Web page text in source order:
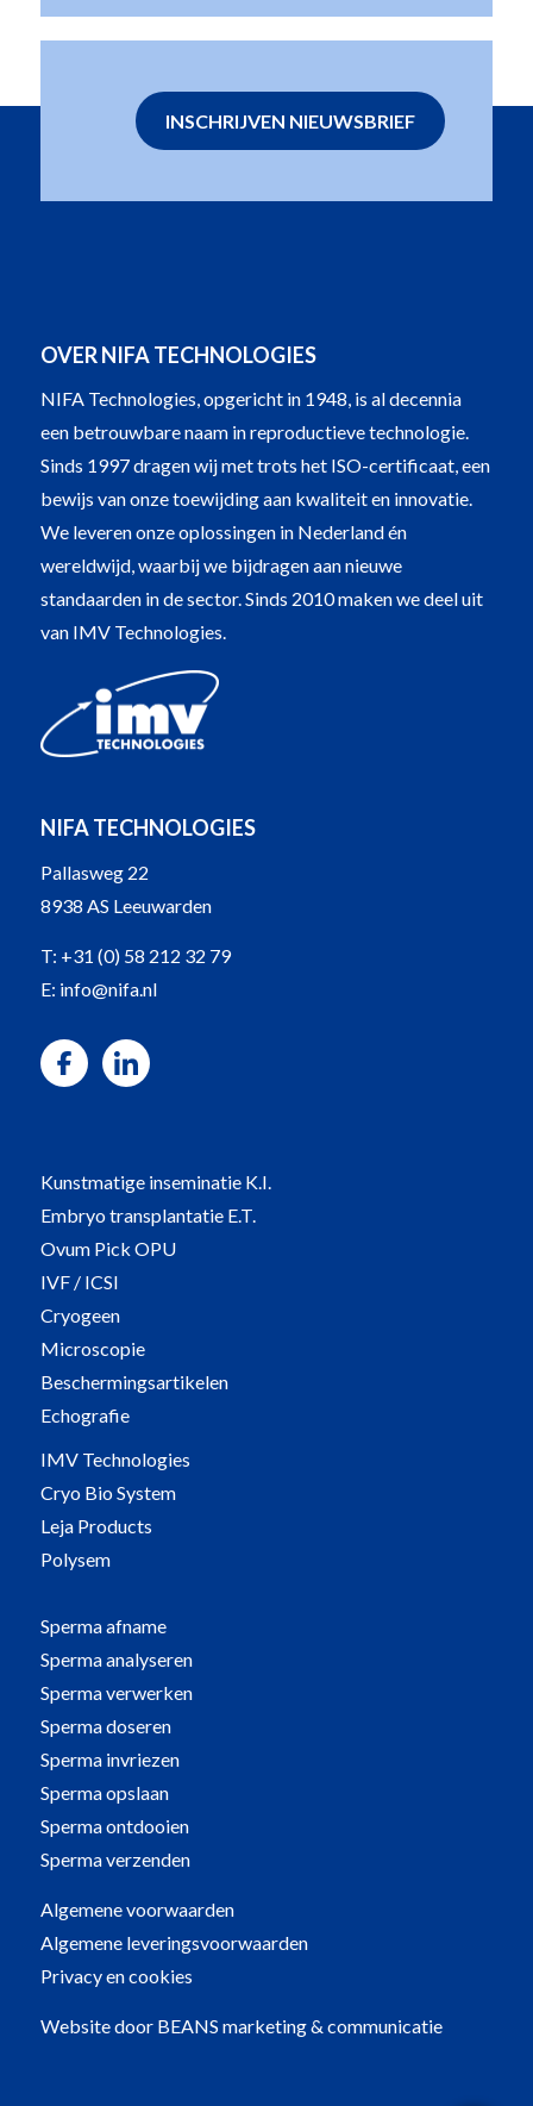
INSCHRIJVEN NIEUWSBRIEF
OVER NIFA TECHNOLOGIES
NIFA Technologies, opgericht in 1948, is al decennia
een betrouwbare naam in reproductieve technologie.
Sinds 1997 dragen wij met trots het ISO-certificaat, een
bewijs van onze toewijding aan kwaliteit en innovatie.
We leveren onze oplossingen in Nederland én
wereldwijd, waarbij we bijdragen aan nieuwe
standaarden in de sector. Sinds 2010 maken we deel uit
van IMV Technologies.
NIFA TECHNOLOGIES
Pallasweg 22
8938 AS Leeuwarden
T: +31 (0) 58 212 32 79
E: info@nifa.nl
Kunstmatige inseminatie K.I.
Embryo transplantatie E.T.
Ovum Pick OPU
IVF / ICSI
Cryogeen
Microscopie
Beschermingsartikelen
Echografie
IMV Technologies
Cryo Bio System
Leja Products
Polysem
Sperma afname
Sperma analyseren
Sperma verwerken
Sperma doseren
Sperma invriezen
Sperma opslaan
Sperma ontdooien
Sperma verzenden
Algemene voorwaarden
Algemene leveringsvoorwaarden
Privacy en cookies
Website door BEANS marketing & communicatie